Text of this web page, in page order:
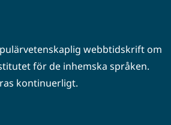
webbtidskrift om
för de inhemska språken.
kontinuerligt.